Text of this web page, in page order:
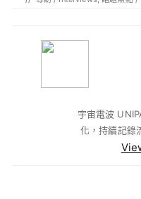
宇宙電波
化，持續記錄